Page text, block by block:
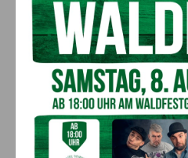
finden Sie auf der Homepage
und Geburtshilfe:
vil.or.at)
Vorheriger Artikel
Kostenvergleich zum Vorjahr:
Bau­kosten steigen weiter an